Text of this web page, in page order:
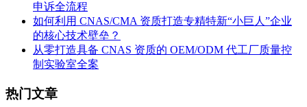
申诉全流程
如何利用 CNAS/CMA 资质打造专精特新“小巨人”企业
的核心技术壁垒？
从零打造具备 CNAS 资质的 OEM/ODM 代工厂质量控
制实验室全案
热门文章